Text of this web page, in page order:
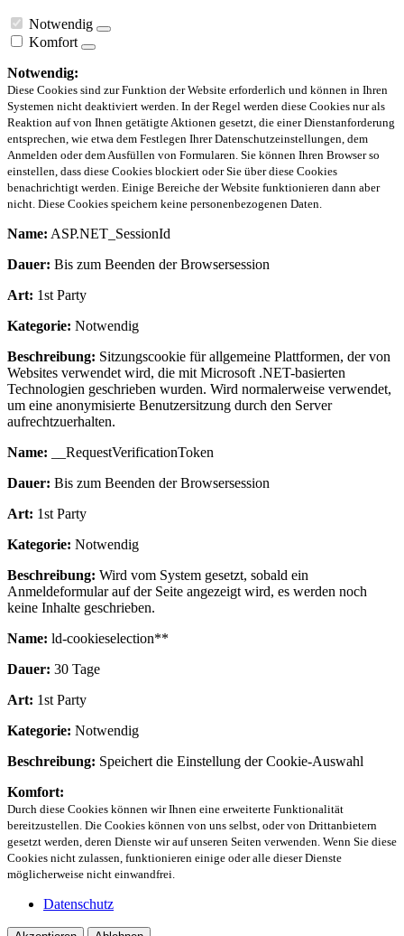
Notwendig
Komfort
Notwendig:
Diese Cookies sind zur Funktion der Website erforderlich und können in Ihren
Systemen nicht deaktiviert werden. In der Regel werden diese Cookies nur als
Reaktion auf von Ihnen getätigte Aktionen gesetzt, die einer Dienstanforderung
entsprechen, wie etwa dem Festlegen Ihrer Datenschutzeinstellungen, dem
Anmelden oder dem Ausfüllen von Formularen. Sie können Ihren Browser so
einstellen, dass diese Cookies blockiert oder Sie über diese Cookies
benachrichtigt werden. Einige Bereiche der Website funktionieren dann aber
nicht. Diese Cookies speichern keine personenbezogenen Daten.
Name: ASP.NET_SessionId
Dauer: Bis zum Beenden der Browsersession
Art: 1st Party
Kategorie: Notwendig
Beschreibung: Sitzungscookie für allgemeine Plattformen, der von
Websites verwendet wird, die mit Microsoft .NET-basierten
Technologien geschrieben wurden. Wird normalerweise verwendet,
um eine anonymisierte Benutzersitzung durch den Server
aufrechtzuerhalten.
Name: __RequestVerificationToken
Dauer: Bis zum Beenden der Browsersession
Art: 1st Party
Kategorie: Notwendig
Beschreibung: Wird vom System gesetzt, sobald ein
Anmeldeformular auf der Seite angezeigt wird, es werden noch
keine Inhalte geschrieben.
Name: ld-cookieselection**
Dauer: 30 Tage
Art: 1st Party
Kategorie: Notwendig
Beschreibung: Speichert die Einstellung der Cookie-Auswahl
Komfort:
Durch diese Cookies können wir Ihnen eine erweiterte Funktionalität
bereitzustellen. Die Cookies können von uns selbst, oder von Drittanbietern
gesetzt werden, deren Dienste wir auf unseren Seiten verwenden. Wenn Sie diese
Cookies nicht zulassen, funktionieren einige oder alle dieser Dienste
möglicherweise nicht einwandfrei.
Datenschutz